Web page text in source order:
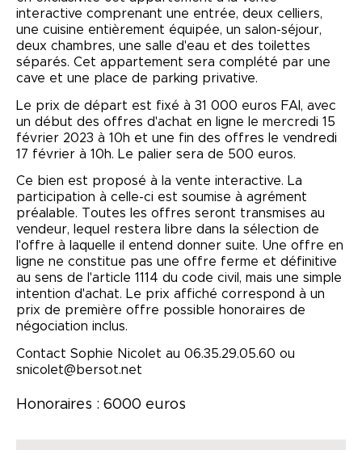
interactive comprenant une entrée, deux celliers,
une cuisine entièrement équipée, un salon-séjour,
deux chambres, une salle d'eau et des toilettes
séparés. Cet appartement sera complété par une
cave et une place de parking privative.
Le prix de départ est fixé à 31 000 euros FAI, avec
un début des offres d'achat en ligne le mercredi 15
février 2023 à 10h et une fin des offres le vendredi
17 février à 10h. Le palier sera de 500 euros.
Ce bien est proposé à la vente interactive. La
participation à celle-ci est soumise à agrément
préalable. Toutes les offres seront transmises au
vendeur, lequel restera libre dans la sélection de
l'offre à laquelle il entend donner suite. Une offre en
ligne ne constitue pas une offre ferme et définitive
au sens de l'article 1114 du code civil, mais une simple
intention d'achat. Le prix affiché correspond à un
prix de première offre possible honoraires de
négociation inclus.
Contact Sophie Nicolet au 06.35.29.05.60 ou
snicolet@bersot.net
Honoraires : 6000 euros